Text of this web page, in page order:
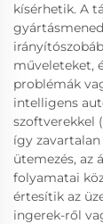
kísérhetik. A
műveleteket,
problémák
intelligens
szoftverekkel
így
ütemezés, az
folyamatai
értesítik az
ingerek-ről